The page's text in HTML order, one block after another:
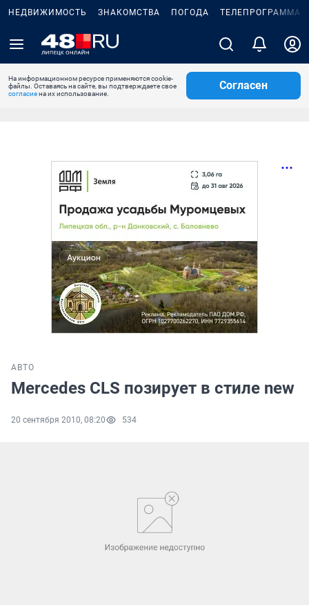
НЕДВИЖИМОСТЬ ЗНАКОМСТВА ПОГОДА ТЕЛЕПРОГРАММА
На информационном ресурсе применяются cookie-
файлы. Оставаясь на сайте, вы подтверждаете свое
согласиена их использование.
Согласен
АВТО
Mercedes CLS позирует в стиле new
20 сентября 2010, 08:20 534